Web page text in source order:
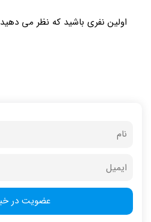
اولین نفری باشید که نظر می دهید